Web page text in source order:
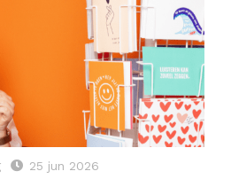
25 jun 2026